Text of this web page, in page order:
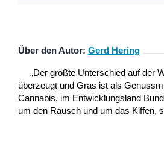
Über den Autor: Gerd Hering
„Der größte Unterschied auf der
überzeugt und Gras ist als
Cannabis, im Entwicklungsland
um den Rausch und um das Kiffen,